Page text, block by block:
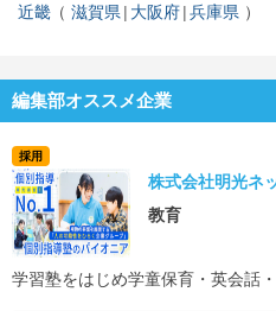
近畿
滋賀県 大阪府 兵庫県
編集部オススメ企業
採用
株式会社明光ネ
教育
学習塾をはじめ学童保育・英会話